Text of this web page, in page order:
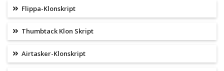
Flippa-Klonskript
Thumbtack Klon Skript
Airtasker-Klonskript